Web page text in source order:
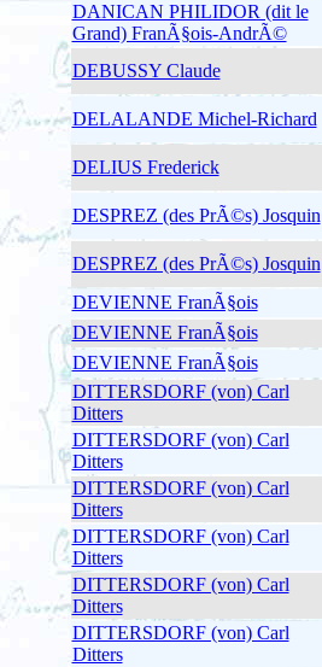
DANICAN PHILIDOR (dit le
Grand) FranÃ§ois-AndrÃ©
DEBUSSY Claude
DELALANDE Michel-Richard
DELIUS Frederick
DESPREZ (des PrÃ©s) Josquin
DESPREZ (des PrÃ©s) Josquin
DEVIENNE FranÃ§ois
DEVIENNE FranÃ§ois
DEVIENNE FranÃ§ois
DITTERSDORF (von) Carl
Ditters
DITTERSDORF (von) Carl
Ditters
DITTERSDORF (von) Carl
Ditters
DITTERSDORF (von) Carl
Ditters
DITTERSDORF (von) Carl
Ditters
DITTERSDORF (von) Carl
Ditters